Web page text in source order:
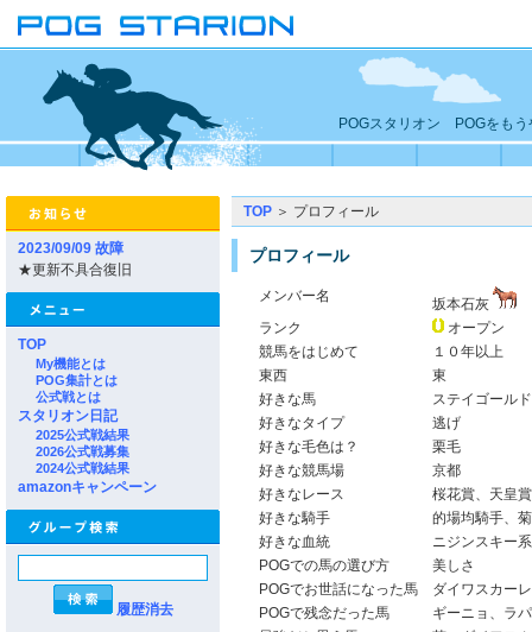
POGスタリオン POGをもう
2023/09/09 故障
★更新不具合復旧
TOP
My機能とは
POG集計とは
公式戦とは
スタリオン日記
2025公式戦結果
2026公式戦募集
2024公式戦結果
amazonキャンペーン
履歴消去
TOP ＞ プロフィール
プロフィール
メンバー名
坂本石灰
ランク
オープン
競馬をはじめて
１０年以上
東西
東
好きな馬
ステイゴールド
好きなタイプ
逃げ
好きな毛色は？
栗毛
好きな競馬場
京都
好きなレース
桜花賞、天皇
好きな騎手
的場均騎手、
好きな血統
ニジンスキー系
POGでの馬の選び方
美しさ
POGでお世話になった馬
ダイワスカー
POGで残念だった馬
ギーニョ、ラ